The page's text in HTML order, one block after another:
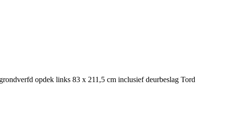
opdek links 83 x 211,5 cm inclusief deurbeslag Tord